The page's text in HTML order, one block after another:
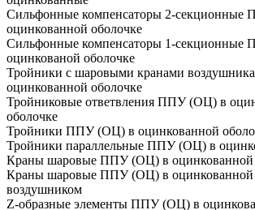
Сильфонные компенсаторы 2-
оцинкованной оболочке
Сильфонные компенсаторы 1-
оцинкованой оболочке
Тройники с шаровыми кранами
оцинкованной оболочке
Тройниковые ответвления ППУ (ОЦ) в
оболочке
Тройники ППУ (ОЦ) в оцинкованной
Тройники параллельные ППУ (ОЦ) в
Краны шаровые ППУ (ОЦ) в оцинкованной
Краны шаровые ППУ (ОЦ) в оцинкованной
воздушником
Z-образные элементы ППУ (ОЦ) в